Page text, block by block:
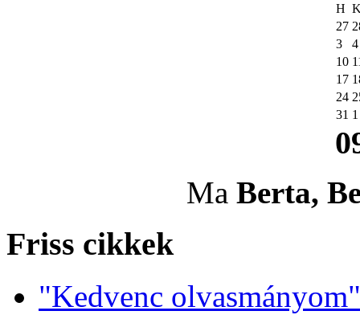
H
27
3
4
10
17
24
31 1
Ma Berta,
Friss cikkek
"Kedvenc